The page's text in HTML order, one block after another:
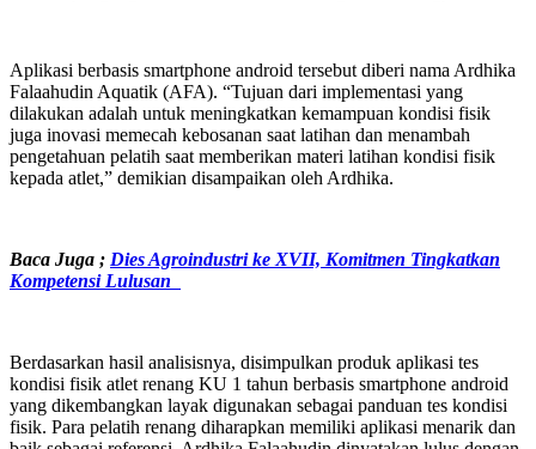
Aplikasi berbasis smartphone android tersebut diberi nama Ardhika
Falaahudin Aquatik (AFA). “Tujuan dari implementasi yang
dilakukan adalah untuk meningkatkan kemampuan kondisi fisik
juga inovasi memecah kebosanan saat latihan dan menambah
pengetahuan pelatih saat memberikan materi latihan kondisi fisik
kepada atlet,” demikian disampaikan oleh Ardhika.
Baca Juga ; Dies Agroindustri ke XVII, Komitmen Tingkatkan
Kompetensi Lulusan
Berdasarkan hasil analisisnya, disimpulkan produk aplikasi tes
kondisi fisik atlet renang KU 1 tahun berbasis smartphone android
yang dikembangkan layak digunakan sebagai panduan tes kondisi
fisik. Para pelatih renang diharapkan memiliki aplikasi menarik dan